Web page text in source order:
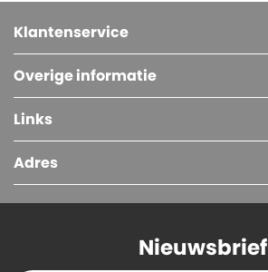
Klantenservice
Overige informatie
Links
Adres
Nieuwsbrief